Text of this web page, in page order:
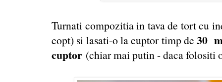
Turnati compozitia in tava de tort cu
copt) si lasati-o la cuptor timp de30
cuptor (chiar mai putin - daca folositi